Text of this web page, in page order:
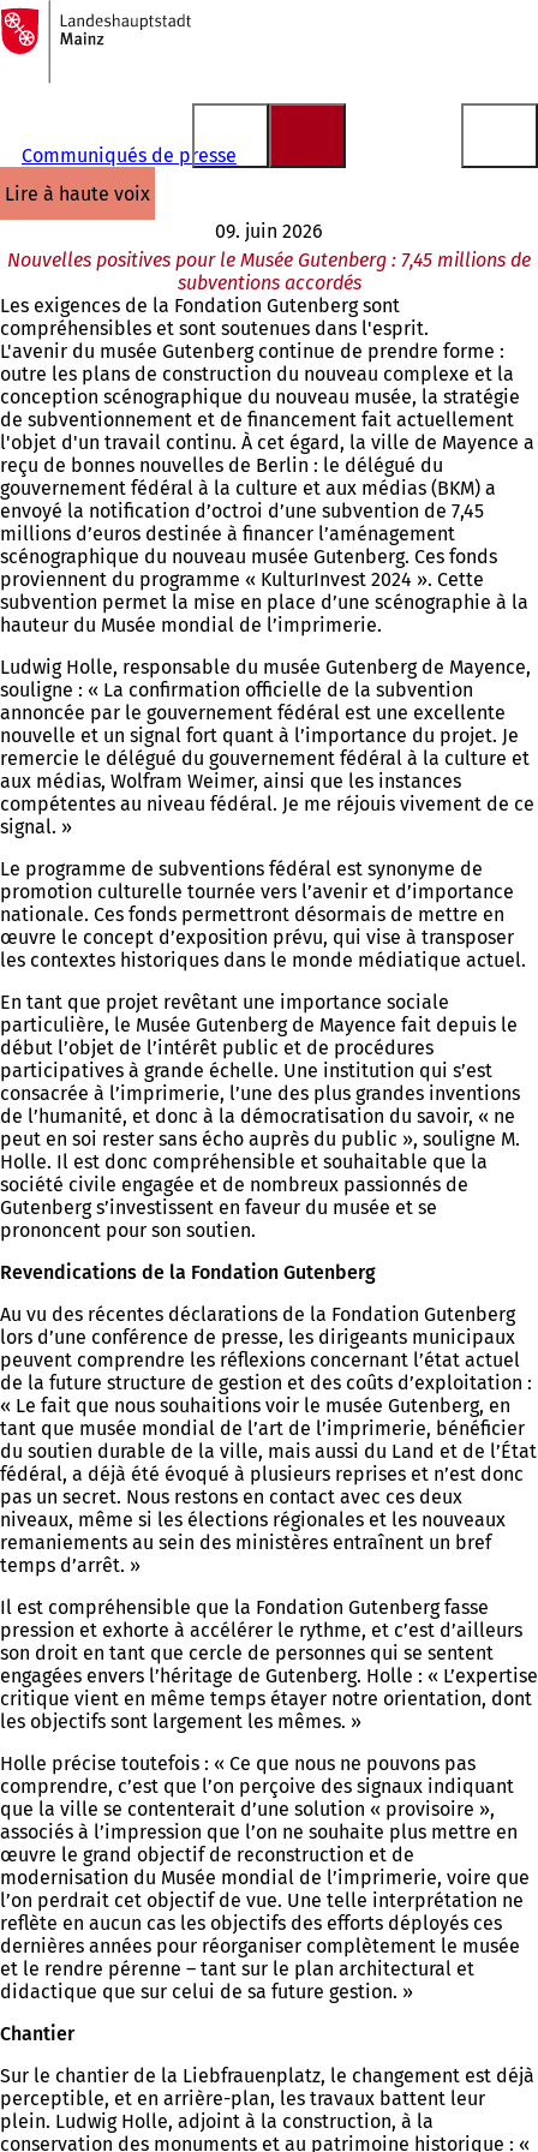
Accéder au contenu
Vers
la
page
d'accueil
Communiqués de presse
lire à haute voix
09. juin 2026
Nouvelles positives pour le Musée Gutenberg : 7,45 millions de
subventions accordés
Les exigences de la Fondation Gutenberg sont
compréhensibles et sont soutenues dans l'esprit.
L'avenir du musée Gutenberg continue de prendre forme :
outre les plans de construction du nouveau complexe et la
conception scénographique du nouveau musée, la stratégie
de subventionnement et de financement fait actuellement
l'objet d'un travail continu. À cet égard, la ville de Mayence a
reçu de bonnes nouvelles de Berlin : le délégué du
gouvernement fédéral à la culture et aux médias (BKM) a
envoyé la notification d’octroi d’une subvention de 7,45
millions d’euros destinée à financer l’aménagement
scénographique du nouveau musée Gutenberg. Ces fonds
proviennent du programme « KulturInvest 2024 ». Cette
subvention permet la mise en place d’une scénographie à la
hauteur du Musée mondial de l’imprimerie.
Ludwig Holle, responsable du musée Gutenberg de Mayence,
souligne : « La confirmation officielle de la subvention
annoncée par le gouvernement fédéral est une excellente
nouvelle et un signal fort quant à l’importance du projet. Je
remercie le délégué du gouvernement fédéral à la culture et
aux médias, Wolfram Weimer, ainsi que les instances
compétentes au niveau fédéral. Je me réjouis vivement de ce
signal. »
Le programme de subventions fédéral est synonyme de
promotion culturelle tournée vers l’avenir et d’importance
nationale. Ces fonds permettront désormais de mettre en
œuvre le concept d’exposition prévu, qui vise à transposer
les contextes historiques dans le monde médiatique actuel.
En tant que projet revêtant une importance sociale
particulière, le Musée Gutenberg de Mayence fait depuis le
début l’objet de l’intérêt public et de procédures
participatives à grande échelle. Une institution qui s’est
consacrée à l’imprimerie, l’une des plus grandes inventions
de l’humanité, et donc à la démocratisation du savoir, « ne
peut en soi rester sans écho auprès du public », souligne M.
Holle. Il est donc compréhensible et souhaitable que la
société civile engagée et de nombreux passionnés de
Gutenberg s’investissent en faveur du musée et se
prononcent pour son soutien.
Revendications de la Fondation Gutenberg
Au vu des récentes déclarations de la Fondation Gutenberg
lors d’une conférence de presse, les dirigeants municipaux
peuvent comprendre les réflexions concernant l’état actuel
de la future structure de gestion et des coûts d’exploitation :
« Le fait que nous souhaitions voir le musée Gutenberg, en
tant que musée mondial de l’art de l’imprimerie, bénéficier
du soutien durable de la ville, mais aussi du Land et de l’État
fédéral, a déjà été évoqué à plusieurs reprises et n’est donc
pas un secret. Nous restons en contact avec ces deux
niveaux, même si les élections régionales et les nouveaux
remaniements au sein des ministères entraînent un bref
temps d’arrêt. »
Il est compréhensible que la Fondation Gutenberg fasse
pression et exhorte à accélérer le rythme, et c’est d’ailleurs
son droit en tant que cercle de personnes qui se sentent
engagées envers l’héritage de Gutenberg. Holle : « L’expertise
critique vient en même temps étayer notre orientation, dont
les objectifs sont largement les mêmes. »
Holle précise toutefois : « Ce que nous ne pouvons pas
comprendre, c’est que l’on perçoive des signaux indiquant
que la ville se contenterait d’une solution « provisoire »,
associés à l’impression que l’on ne souhaite plus mettre en
œuvre le grand objectif de reconstruction et de
modernisation du Musée mondial de l’imprimerie, voire que
l’on perdrait cet objectif de vue. Une telle interprétation ne
reflète en aucun cas les objectifs des efforts déployés ces
dernières années pour réorganiser complètement le musée
et le rendre pérenne – tant sur le plan architectural et
didactique que sur celui de sa future gestion. »
Chantier
Sur le chantier de la Liebfrauenplatz, le changement est déjà
perceptible, et en arrière-plan, les travaux battent leur
plein. Ludwig Holle, adjoint à la construction, à la
conservation des monuments et au patrimoine historique : «